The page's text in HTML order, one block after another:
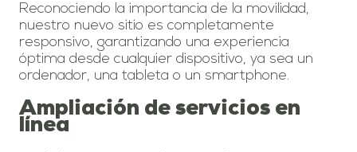
Reconociendo la importancia de la movilidad,
nuestro nuevo sitio es completamente
responsivo, garantizando una experiencia
óptima desde cualquier dispositivo, ya sea un
ordenador, una tableta o un smartphone.
Ampliación de servicios en
línea